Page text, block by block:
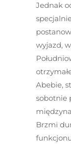
Jednak
wyjazd,
Abebie,
sobotnie
Brzmi